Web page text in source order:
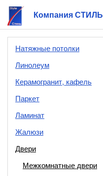
Компания СТИЛЬ
Натяжные потолки
Линолеум
Керамогранит, кафель
Паркет
Ламинат
Жалюзи
Двери
Межкомнатные двери